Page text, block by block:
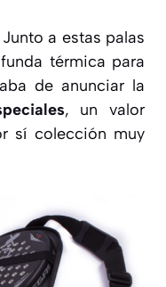
a estas palas
térmica para
de anunciar la
, un valor
sí colección muy